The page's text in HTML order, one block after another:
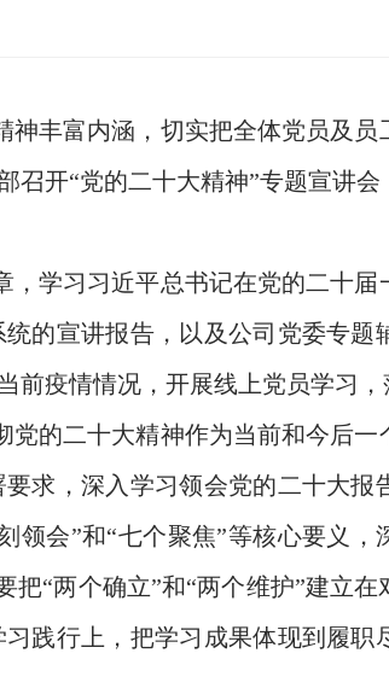
丰富内涵，切实把全体党员及
召开“党的二十大精神”专题宣讲
学习习近平总书记在党的二十
的宣讲报告，以及公司党委专题
疫情情况，开展线上党员学习，
的二十大精神作为当前和今后
求，深入学习领会党的二十大报
会”和“七个聚焦”等核心要义，
把“两个确立”和“两个维护”建立
践行上，把学习成果体现到履